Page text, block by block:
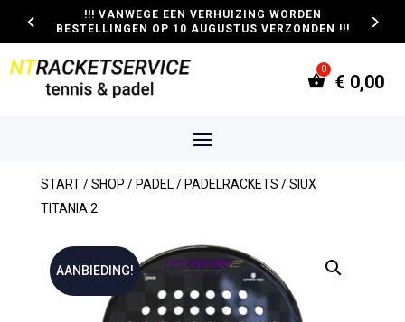
!!! VANWEGE EEN VERHUIZING WORDEN
BESTELLINGEN OP 10 AUGUSTUS VERZONDEN !!!
€ 0,00
START/SHOP / PADEL / PADELRACKETS / SIUX
TITANIA 2
AANBIEDING!